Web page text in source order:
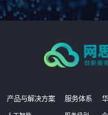
产品与解决方案 服务体系